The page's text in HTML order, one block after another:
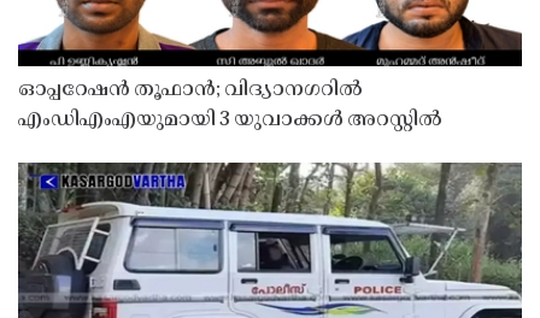
ഓപ്പറേഷൻ തൂഫാൻ; വിദ്യാനഗറിൽ
എംഡിഎംഎയുമായി 3 യുവാക്കൾ അറസ്റ്റിൽ